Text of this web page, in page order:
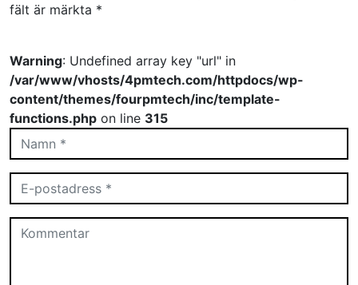
fält är märkta *
Warning: Undefined array key "url" in
/var/www/vhosts/4pmtech.com/httpdocs/wp-
content/themes/fourpmtech/inc/template-
functions.php on line 315